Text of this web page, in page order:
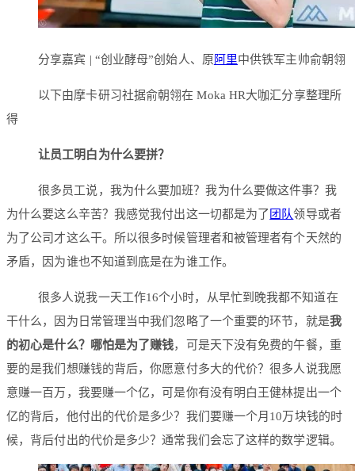
分享嘉宾 | “创业酵母”创始人、原 阿里中供铁军主帅俞朝翎
以下由摩卡研习社据俞朝翎在 Moka HR大咖汇分享整理所
得
让员工明白为什么要拼？
很多员工说，我为什么要加班？我为什么要做这件事？我
为什么要这么辛苦？我感觉我付出这一切都是为了 团队领导或者
为了公司才这么干。所以很多时候管理者和被管理者有个天然的
矛盾，因为谁也不知道到底是在为谁工作。
很多人说我一天工作16个小时，从早忙到晚我都不知道在
干什么，因为日常管理当中我们忽略了一个重要的环节，就是我
的初心是什么？哪怕是为了赚钱，可是天下没有免费的午餐，重
要的是我们想赚钱的背后，你愿意付多大的代价？很多人说我愿
意赚一百万，我要赚一个亿，可是你有没有明白王健林提出一个
亿的背后，他付出的代价是多少？我们要赚一个月10万块钱的时
候，背后付出的代价是多少？通常我们会忘了这样的数学逻辑。